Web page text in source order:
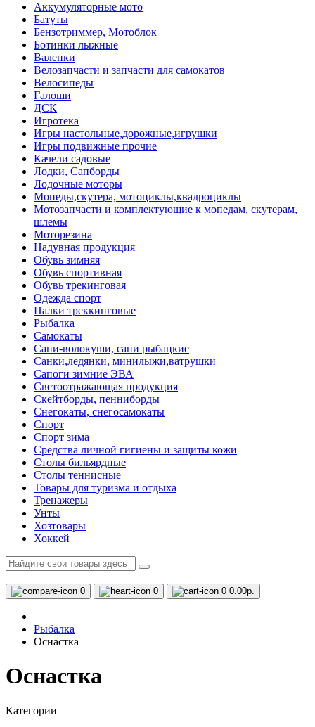
Аккумуляторные мото
Батуты
Бензотриммер, Мотоблок
Ботинки лыжные
Валенки
Велозапчасти и запчасти для самокатов
Велосипеды
Галоши
ДСК
Игротека
Игры настольные,дорожные,игрушки
Игры подвижные прочие
Качели садовые
Лодки, Сапборды
Лодочные моторы
Мопеды,скутера, мотоциклы,квадроциклы
Мотозапчасти и комплектующие к мопедам, скутерам,
шлемы
Моторезина
Надувная продукция
Обувь зимняя
Обувь спортивная
Обувь трекинговая
Одежда спорт
Палки треккинговые
Рыбалка
Самокаты
Сани-волокуши, сани рыбацкие
Санки,ледянки, минилыжи,ватрушки
Сапоги зимние ЭВА
Светоотражающая продукция
Скейтборды, пенниборды
Снегокаты, снегосамокаты
Спорт
Спорт зима
Средства личной гигиены и защиты кожи
Столы бильярдные
Столы теннисные
Товары для туризма и отдыха
Тренажеры
Унты
Хозтовары
Хоккей
0 0 0 0.00р.
Рыбалка
Оснастка
Оснастка
Категории